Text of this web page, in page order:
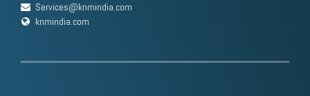
Services@knmindia.com
knmindia.com